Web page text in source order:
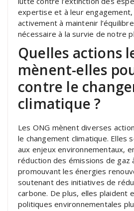
expertise et à leur
activement à maintenir
nécessaire à la survie de notre
Quelles actions
mènent-elles
contre le
climatique ?
Les ONG mènent diverses
le changement climatique. Elles
aux enjeux environnementaux,
réduction des émissions de
promouvant les énergies
soutenant des initiatives de
carbone. De plus, elles plaident
politiques environnementales